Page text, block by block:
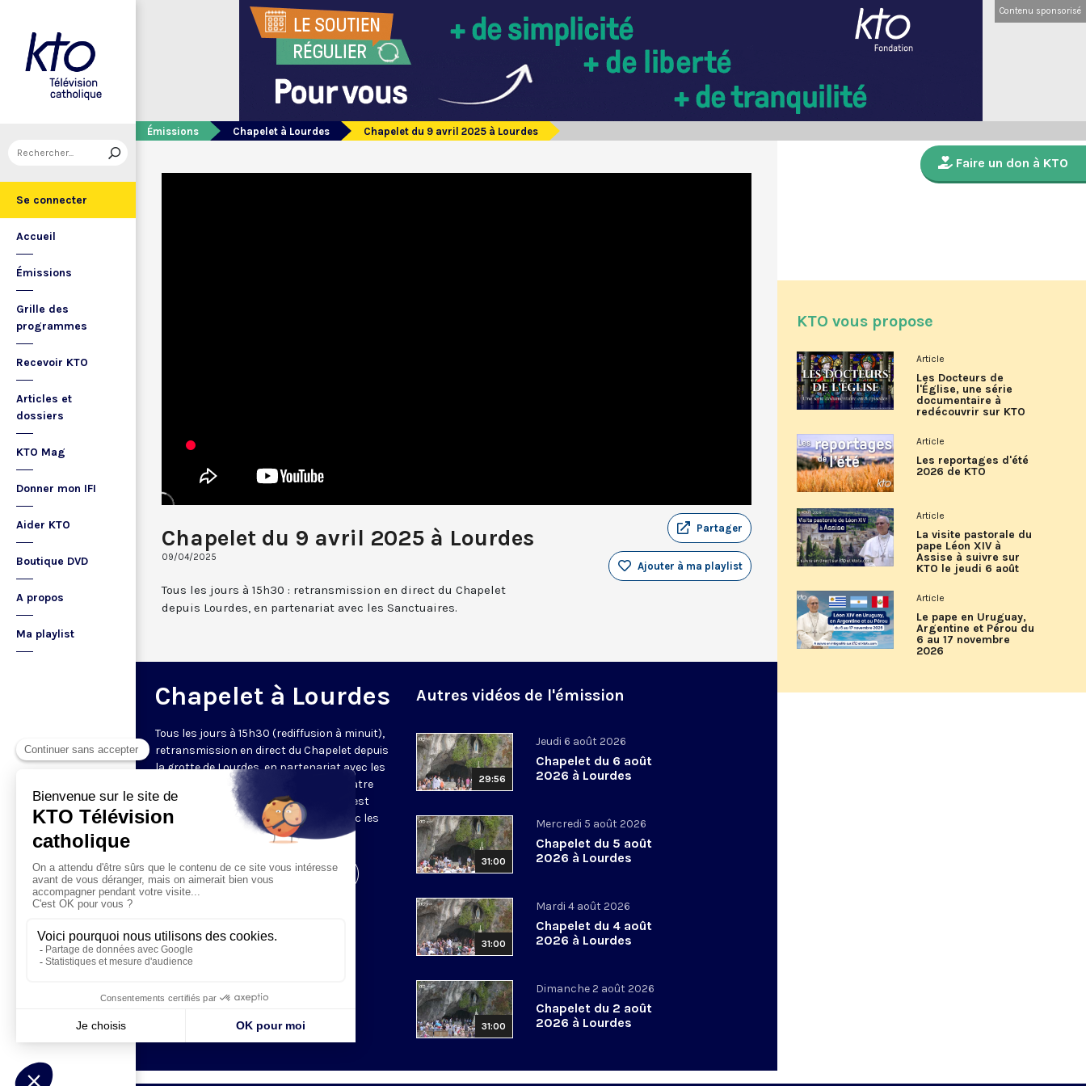
Se connecter
Accueil
Émissions
Grille des
programmes
Recevoir KTO
Articles et
dossiers
KTO Mag
Donner mon IFI
Aider KTO
Boutique DVD
A propos
Ma playlist
Contenu sponsorisé
Émissions Chapelet à Lourdes Chapelet du 9 avril 2025 à Lourdes
Chapelet du 9 avril 2025 à Lourdes
09/04/2025
Partager
Ajouter à ma playlist
Tous les jours à 15h30 : retransmission en direct du Chapelet
depuis Lourdes, en partenariat avec les Sanctuaires.
Chapelet à Lourdes
Tous les jours à 15h30 (rediffusion à minuit),
retransmission en direct du Chapelet depuis
la grotte de Lourdes, en partenariat avec les
Sanctuaires. Chaque jour, l'une des quatre
méditations des mystères du Rosaire est
proposée en communion de prière avec les
Visiter la page de l'émission
Autres vidéos de l'émission
29:56
Jeudi 6 août 2026
Chapelet du 6 août
2026 à Lourdes
31:00
Mercredi 5 août 2026
Chapelet du 5 août
2026 à Lourdes
31:00
Mardi 4 août 2026
Chapelet du 4 août
2026 à Lourdes
31:00
Dimanche 2 août 2026
Chapelet du 2 août
2026 à Lourdes
Faire un don à KTO
KTO vous propose
Article
Les Docteurs de
l'Église, une série
documentaire à
redécouvrir sur KTO
Article
Les reportages d'été
2026 de KTO
Article
La visite pastorale du
pape Léon XIV à
Assise à suivre sur
KTO le jeudi 6 août
Article
Le pape en Uruguay,
Argentine et Pérou du
6 au 17 novembre
2026